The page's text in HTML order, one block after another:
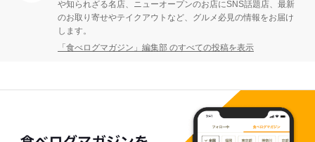
や知られざる名店、ニューオープンのお店にSNS話題店、最新
のお取り寄せやテイクアウトなど、グルメ必見の情報をお届け
します。
「食べログマガジン」編集部 のすべての投稿を表示